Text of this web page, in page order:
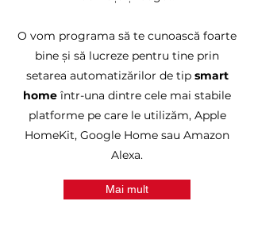
O vom programa să te cunoască foarte
bine și să lucreze pentru tine prin
setarea automatizărilor de tip smart
home într-una dintre cele mai stabile
platforme pe care le utilizăm, Apple
HomeKit, Google Home sau Amazon
Alexa.
Mai mult